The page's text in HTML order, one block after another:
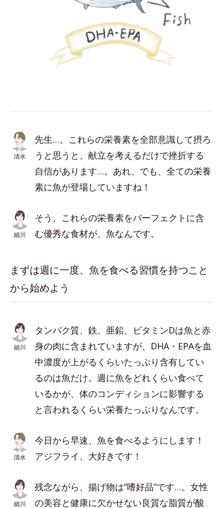
清水
先生…。これらの栄養素を全部意識して摂ろ
うと思うと、献立を考えるだけで挫折する
自信があります…。あれ、でも、全ての栄養
素に魚が登場していますね！
細川
そう、これらの栄養素をパーフェクトに含
む優秀な食材が、魚なんです。
まずは週に一度、魚を食べる習慣を持つこと
から始めよう
細川
タンパク質、鉄、亜鉛、ビタミンDは魚と赤
身の肉に含まれていますが、DHA・EPAを血
中濃度が上がるくらいたっぷり含有してい
るのは魚だけ。週に魚をどれくらい食べて
いるかが、体のコンディションに影響する
と言われるくらい栄養たっぷりなんです。
清水
今日から早速、魚を食べるようにします！
アジフライ、大好きです！
細川
残念ながら、揚げ物は“嗜好品”です…。女性
の美容と健康に欠かせない良質な脂質が酸